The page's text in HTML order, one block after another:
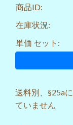
商品ID:
在庫状況:
単価 セット:
送料別、§25a
ていません